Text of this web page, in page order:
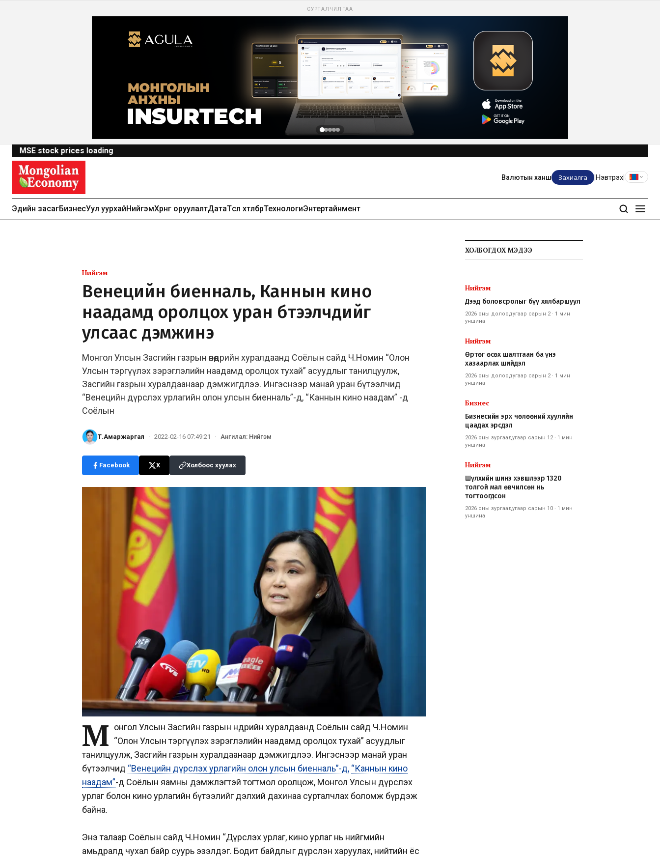
СУРТАЛЧИЛГАА
MSE stock prices loading
Валютын ханш Захиалга Нэвтрэх
Эдийн засагБизнесУул уурхайНийгэмХөрөнгө оруулалтДатаТөсөл хөтөлбөрТехнологиЭнтертайнмент
Нийгэм
Венецийн биенналь, Каннын кино
наадамд оролцох уран бүтээлчдийг
улсаас дэмжинэ
Монгол Улсын Засгийн газрын өнөөдрийн хуралдаанд Соёлын сайд Ч.Номин “Олон
Улсын тэргүүлэх зэрэглэлийн наадамд оролцох тухай” асуудлыг танилцуулж,
Засгийн газрын хуралдаанаар дэмжигдлээ. Ингэснээр манай уран бүтээлчид
“Венецийн дүрслэх урлагийн олон улсын биенналь”-д, “Каннын кино наадам” -д
Соёлын
Т.Амаржаргал · 2022-02-16 07:49:21 · Ангилал: Нийгэм
Facebook X Холбоос хуулах
М онгол Улсын Засгийн газрын өнөөдрийн хуралдаанд Соёлын сайд Ч.Номин
“Олон Улсын тэргүүлэх зэрэглэлийн наадамд оролцох тухай” асуудлыг
танилцуулж, Засгийн газрын хуралдаанаар дэмжигдлээ. Ингэснээр манай уран
бүтээлчид “Венецийн дүрслэх урлагийн олон улсын биенналь”-д, “Каннын кино
наадам”-д Соёлын яамны дэмжлэгтэй тогтмол оролцож, Монгол Улсын дүрслэх
урлаг болон кино урлагийн бүтээлийг дэлхий дахинаа сурталчлах боломж бүрдэж
байна.
Энэ талаар Соёлын сайд Ч.Номин “Дүрслэх урлаг, кино урлаг нь нийгмийн
амьдралд чухал байр суурь эзэлдэг. Бодит байдлыг дүрслэн харуулах, нийтийн ёс
ХОЛБОГДОХ МЭДЭЭ
Нийгэм
Дээд боловсролыг бүү хялбаршуул
2026 оны долоодугаар сарын 2· 1 мин
уншина
Нийгэм
Өртөг өсөх шалтгаан ба үнэ
хазаарлах шийдэл
2026 оны долоодугаар сарын 2· 1 мин
уншина
Бизнес
Бизнесийн эрх чөлөөний хуулийн
цаадах эрсдэл
2026 оны зургаадугаар сарын 12· 1 мин
уншина
Нийгэм
Шүлхийн шинэ хэвшлээр 1320
толгой мал өвчилсөн нь
тогтоогдсон
2026 оны зургаадугаар сарын 10 · 1 мин
уншина